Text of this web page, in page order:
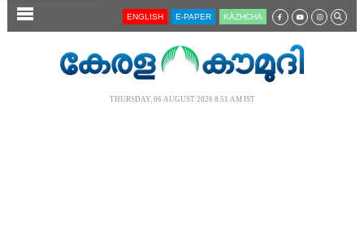
SECTIONS ENGLISH E-PAPER KĀZHCHA
THURSDAY, 06 AUGUST 2026 8.51 AM IST